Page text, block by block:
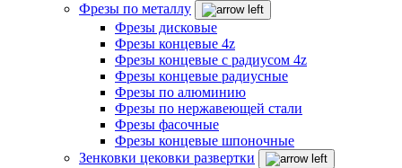
Фрезы по металлу
Фрезы дисковые
Фрезы концевые 4z
Фрезы концевые с радиусом 4z
Фрезы концевые радиусные
Фрезы по алюминию
Фрезы по нержавеющей стали
Фрезы фасочные
Фрезы концевые шпоночные
Зенковки цековки развертки